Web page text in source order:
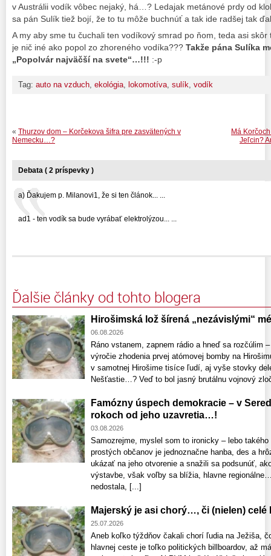
v Austrálii vodík vôbec nejaký, há…? Ledajak metánové prdy od
sa pán Sulík tiež bojí, že to tu môže buchnúť a tak ide radšej tak
A my aby sme tu čuchali ten vodíkový smrad po ňom, teda asi
je nič iné ako popol zo zhoreného vodíka??? Takže pána Sulíka
„Popolvár najväčší na svete“…!!! :-p
Tag: auto na vzduch, ekológia, lokomotíva, sulík, vodík
Má
Jeľcin?
« Thurzov dom – Korčekova šifra pre zasvätených v
Nemecku…?
Debata ( 2 príspevky )
a) Ďakujem p. Milanovi1, že si ten článok... ...
ad1 - ten vodík sa bude vyrábať elektrolýzou... ...
Ďalšie články od tohto blogera
Hirošimská lož šírená „nezávislými“
06.08.2026
Ráno vstanem, zapnem rádio a hneď sa rozčúlim
výročie zhodenia prvej atómovej bomby na
v samotnej Hirošime tisíce ľudí, aj vyše stovky
Nešťastie…? Veď to bol jasný brutálnu vojnový
Famózny úspech demokracie – v
rokoch od jeho uzavretia…!
03.08.2026
Samozrejme, myslel som to ironicky – lebo takého
prostých občanov je jednoznačne hanba, des a
ukázať na jeho otvorenie a snažili sa podsunúť,
výstavbe, však voľby sa blížia, hlavne
nedostala, [...]
Majerský je asi chorý…, či (nielen) celé
25.07.2026
Aneb koľko týždňov čakali chorí ľudia na Ježiša,
hlavnej ceste je toľko politických billboardov, až